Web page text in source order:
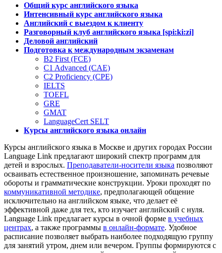
Общий курс английского языка
Интенсивный курс английского языка
Английский с выездом к клиенту
Разговорный клуб английского языка [spi:ki:zi]
Деловой английский
Подготовка к международным экзаменам
B2 First (FCE)
C1 Advanced (CAE)
C2 Proficiency (CPE)
IELTS
TOEFL
GRE
GMAT
LanguageCert SELT
Курсы английского языка онлайн
Курсы английского языка в Москве и других городах России
Language Link предлагают широкий спектр программ для
детей и взрослых. Преподаватели-носители языка позволяют
осваивать естественное произношение, запоминать речевые
обороты и грамматические конструкции. Уроки проходят по
коммуникативной методике, предполагающей общение
исключительно на английском языке, что делает её
эффективной даже для тех, кто изучает английский с нуля.
Language Link предлагает курсы в очной форме в учебных
центрах, а также программы в онлайн-формате. Удобное
расписание позволяет выбрать наиболее подходящую группу
для занятий утром, днем или вечером. Группы формируются с